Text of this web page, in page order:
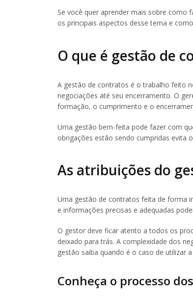
Se você quer aprender mais sobre como
os principais aspectos desse tema e
O que é gestão de
A gestão de contratos é o trabalho feito
negociações até seu encerramento. O
formação, o cumprimento e o
Uma gestão bem-feita pode fazer com
obrigações estão sendo cumpridas evita
As atribuições do
Uma gestão de contratos feita de forma
e informações precisas e adequadas
O gestor deve ficar atento a todos os
deixado para trás. A complexidade dos
gestão saiba quando é o caso de utilizar
Conheça o processo